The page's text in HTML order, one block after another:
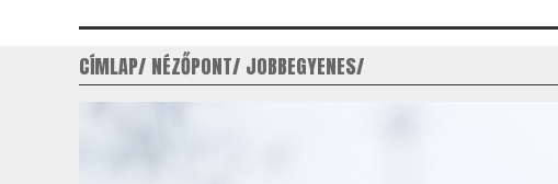
CÍMLAP NÉZŐPONT JOBBEGYENES